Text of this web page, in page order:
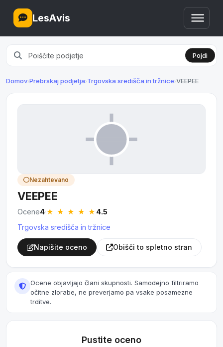
LesAvis
Pojdi
Domov›Prebrskaj podjetja›Trgovska središča in tržnice›VEEPEE
Nezahtevano
VEEPEE
Ocene4·★ ★ ★ ★ ★ 4.5
Trgovska središča in tržnice
Napišite oceno Obišči to spletno stran
Ocene objavljajo člani skupnosti. Samodejno filtriramo
očitne zlorabe, ne preverjamo pa vsake posamezne
trditve.
Pustite oceno